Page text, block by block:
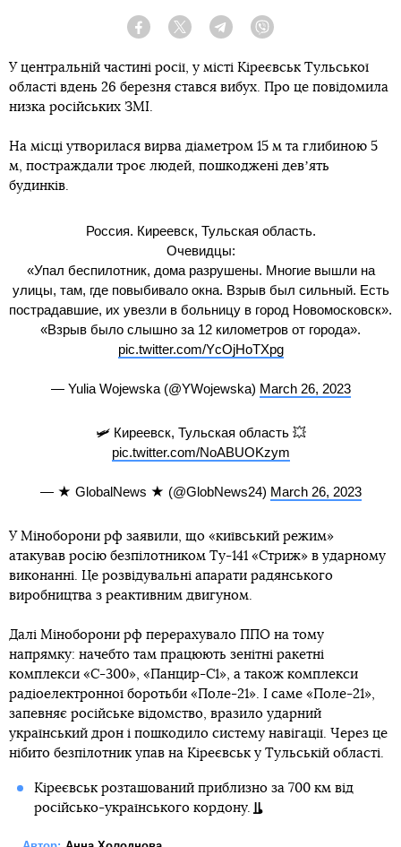
Facebook Twitter Telegram
У центральній частині росії, у місті Кіреєвськ Тульської
області вдень 26 березня стався вибух. Про це повідомила
низка російських ЗМІ.
На місці утворилася вирва діаметром 15 м та глибиною 5
м, постраждали троє людей, пошкоджені девʼять
будинків.
Россия. Киреевск, Тульская область.
Очевидцы:
«Упал беспилотник, дома разрушены. Многие вышли на
улицы, там, где повыбивало окна. Взрыв был сильный. Есть
пострадавшие, их увезли в больницу в город Новомосковск».
«Взрыв было слышно за 12 километров от города».
pic.twitter.com/YcOjHoTXpg
— Yulia Wojewska (@YWojewska) March 26, 2023
🛩️ Киреевск, Тульская область 💥
pic.twitter.com/NoABUOKzym
— ★ GlobalNews ★ (@GlobNews24) March 26, 2023
У Міноборони рф заявили, що «київський режим»
атакував росію безпілотником Ту-141 «Стриж» в ударному
виконанні. Це розвідувальні апарати радянського
виробництва з реактивним двигуном.
Далі Міноборони рф перерахувало ППО на тому
напрямку: начебто там працюють зенітні ракетні
комплекси «С-300», «Панцир-С1», а також комплекси
радіоелектронної боротьби «Поле-21». І саме «Поле-21»,
запевняє російське відомство, вразило ударний
український дрон і пошкодило систему навігації. Через це
нібито безпілотник упав на Кіреєвськ у Тульській області.
Кіреєвськ розташований приблизно за 700 км від
російсько-українського кордону.